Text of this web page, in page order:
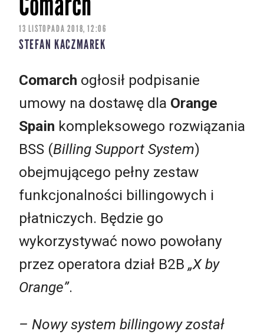
13 LISTOPADA 2018, 12:06
STEFAN KACZMAREK
Comarch ogłosił podpisanie
umowy na dostawę dla Orange
Spain kompleksowego rozwiązania
BSS (Billing Support System)
obejmującego pełny zestaw
funkcjonalności billingowych i
płatniczych. Będzie go
wykorzystywać nowo powołany
przez operatora dział B2B „X by
Orange”.
– Nowy system billingowy został